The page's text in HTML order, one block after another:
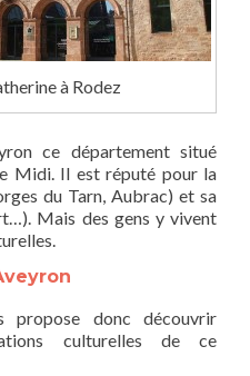
à Rodez
ce département situé
Midi. Il est réputé pour la
du Tarn, Aubrac) et sa
Mais des gens y vivent
propose donc découvrir
culturelles de ce